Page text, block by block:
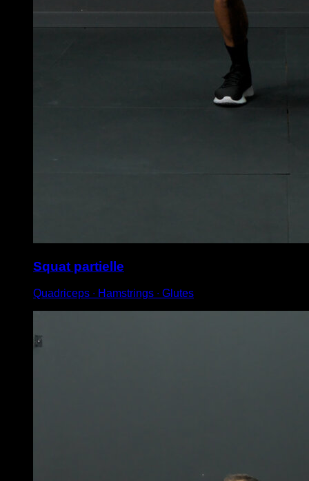
Squat partielle
Quadriceps ∙ Hamstrings ∙ Glutes